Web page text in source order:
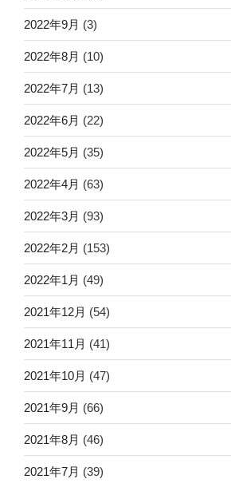
2022年9月 (3)
2022年8月 (10)
2022年7月 (13)
2022年6月 (22)
2022年5月 (35)
2022年4月 (63)
2022年3月 (93)
2022年2月 (153)
2022年1月 (49)
2021年12月 (54)
2021年11月 (41)
2021年10月 (47)
2021年9月 (66)
2021年8月 (46)
2021年7月 (39)